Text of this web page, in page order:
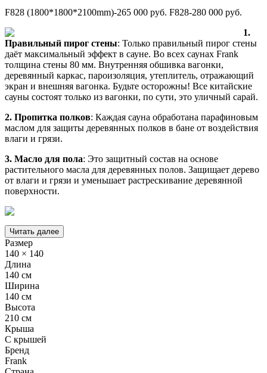
F828 (1800*1800*2100mm)-265 000 руб. F828-280 000 руб.
1.
Правильный пирог стены: Только правильный пирог стены
даёт максимальный эффект в сауне. Во всех саунах Frank
толщина стены 80 мм. Внутренняя обшивка вагонки,
деревянный каркас, пароизоляция, утеплитель, отражающий
экран и внешняя вагонка. Будьте осторожны! Все китайские
сауны состоят только из вагонки, по сути, это уличный сарай.
2. Пропитка полков: Каждая сауна обработана парафиновым
маслом для защиты деревянных полков в бане от воздействия
влаги и грязи.
3. Масло для пола: Это защитный состав на основе
растительного масла для деревянных полов. Защищает дерево
от влаги и грязи и уменьшает растрескивание деревянной
поверхности.
Читать далее
Размер
140 × 140
Длина
140 см
Ширина
140 см
Высота
210 см
Крыша
С крышей
Бренд
Frank